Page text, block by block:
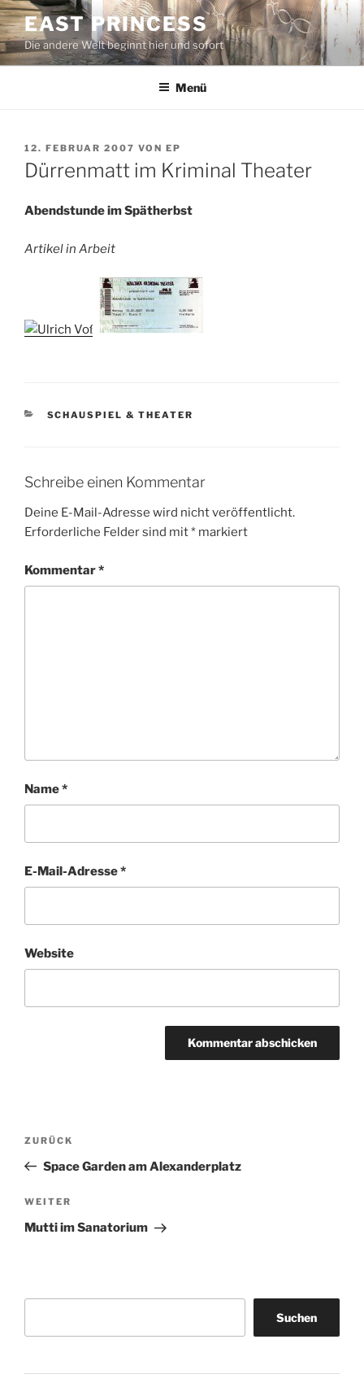
Zum
Inhalt
springen
EAST PRINCESS
Die andere Welt beginnt hier und sofort
Menü
VERÖFFENTLICHT
AM
12. FEBRUAR 2007 VON EP
Dürrenmatt im Kriminal Theater
Abendstunde im Spätherbst
Artikel in Arbeit
KATEGORIEN
SCHAUSPIEL & THEATER
Schreibe einen Kommentar
Deine E-Mail-Adresse wird nicht veröffentlicht.
Erforderliche Felder sind mit* markiert
Kommentar*
Name*
E-Mail-Adresse*
Website
Beitragsnavigation
Vorheriger
Beitrag
ZURÜCK
Space Garden am Alexanderplatz
Nächster
Beitrag
WEITER
Mutti im Sanatorium
Suchen